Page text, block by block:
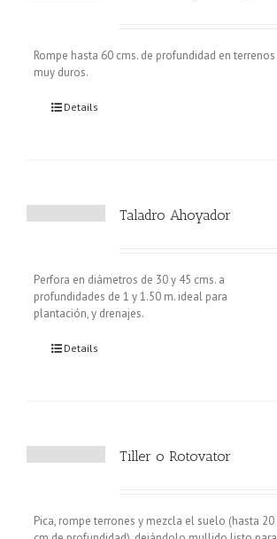
Rompe hasta 60 cms. de profundidad en terrenos
muy duros.
Details
Taladro Ahoyador
Perfora en diámetros de 30 y 45 cms. a
profundidades de 1 y 1.50 m. ideal para
plantación, y drenajes.
Details
Tiller o Rotovator
Pica, rompe terrones y mezcla el suelo (hasta 20